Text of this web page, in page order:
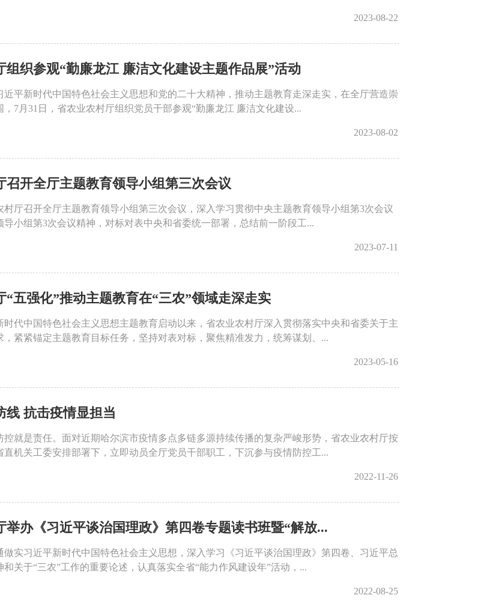
2023-08-22
组织参观“勤廉龙江 廉洁文化建设主题作品展”活动
近平新时代中国特色社会主义思想和党的二十大精神，推动主题教育走深走实，在全厅营造崇
，7月31日，省农业农村厅组织党员干部参观“勤廉龙江 廉洁文化建设...
2023-08-02
召开全厅主题教育领导小组第三次会议
村厅召开全厅主题教育领导小组第三次会议，深入学习贯彻中央主题教育领导小组第3次会议
导小组第3次会议精神，对标对表中央和省委统一部署，总结前一阶段工...
2023-07-11
“五强化”推动主题教育在“三农”领域走深走实
时代中国特色社会主义思想主题教育启动以来，省农业农村厅深入贯彻落实中央和省委关于主
，紧紧锚定主题教育目标任务，坚持对表对标，聚焦精准发力，统筹谋划、...
2023-05-16
线 抗击疫情显担当
控就是责任。面对近期哈尔滨市疫情多点多链多源持续传播的复杂严峻形势，省农业农村厅按
直机关工委安排部署下，立即动员全厅党员干部职工，下沉参与疫情防控工...
2022-11-26
举办《习近平谈治国理政》第四卷专题读书班暨“解放...
做实习近平新时代中国特色社会主义思想，深入学习《习近平谈治国理政》第四卷、习近平总
关于“三农”工作的重要论述，认真落实全省“能力作风建设年”活动，...
2022-08-25